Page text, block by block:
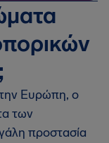
Ευρώπη, ο
των
προστασία